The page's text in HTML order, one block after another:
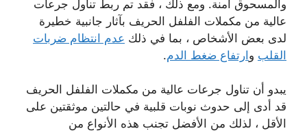
والمسحوق آمنة. ومع ذلك ، فقد تم ربط تناول جرعات
عالية من مكملات الفلفل الحريف بآثار جانبية خطيرة
لدى بعض الأشخاص ، بما في ذلك عدم انتظام ضربات
القلب وارتفاع ضغط الدم.
يبدو أن تناول جرعات عالية من مكملات الفلفل الحريف
قد أدى إلى حدوث نوبات قلبية في حالتين موثقتين على
الأقل ، لذلك من الأفضل تجنب هذه الأنواع من